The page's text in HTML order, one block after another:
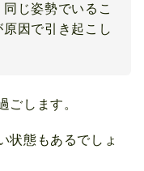
じ姿勢でいるこ
因で引き起こし
ごします。
状態もあるでしょ